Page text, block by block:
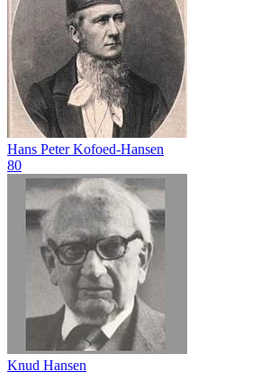
Hans Peter Kofoed-Hansen
80
Knud Hansen